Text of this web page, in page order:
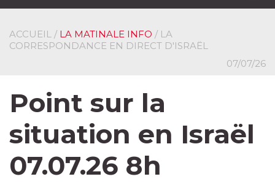
ACCUEIL / LA MATINALE INFO / LA
CORRESPONDANCE EN DIRECT D'ISRAËL
07/07/26
Point sur la
situation en Israël
07.07.26 8h